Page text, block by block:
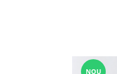
NOU